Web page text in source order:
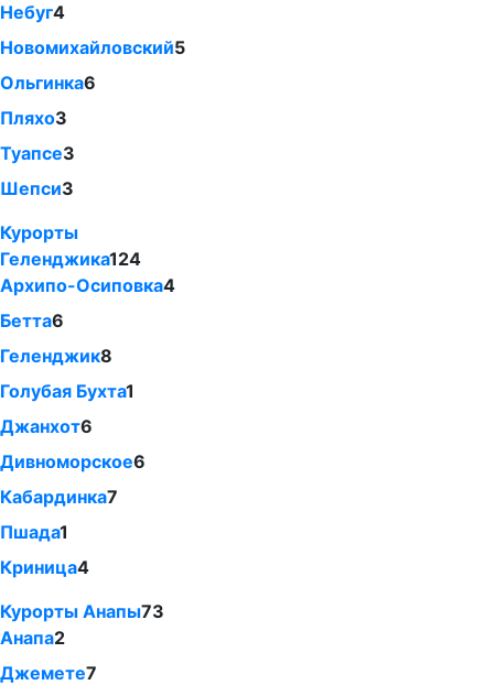
Небуг4
Новомихайловский5
Ольгинка6
Пляхо3
Туапсе3
Шепси3
Курорты
Геленджика124
Архипо-Осиповка4
Бетта6
Геленджик8
Голубая Бухта1
Джанхот6
Дивноморское6
Кабардинка7
Пшада1
Криница4
Курорты Анапы73
Анапа2
Джемете7